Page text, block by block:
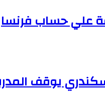
علي حساب فرنسا
يوقف المدرب